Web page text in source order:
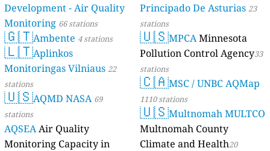
Development - Air Quality
Monitoring 66 stations
🇬🇹Ambente 4 stations
🇱🇹Aplinkos
Monitoringas Vilniaus 22
stations
🇺🇸AQMD NASA 69
stations
AQSEAAir Quality
Monitoring Capacity in
Principado De Asturias 23
stations
🇺🇸MPCAMinnesota
Pollution Control Agency33
stations
🇨🇦MSC / UNBC AQMap
1110 stations
🇺🇸Multnomah MULTCO
Multnomah County
Climate and Health20